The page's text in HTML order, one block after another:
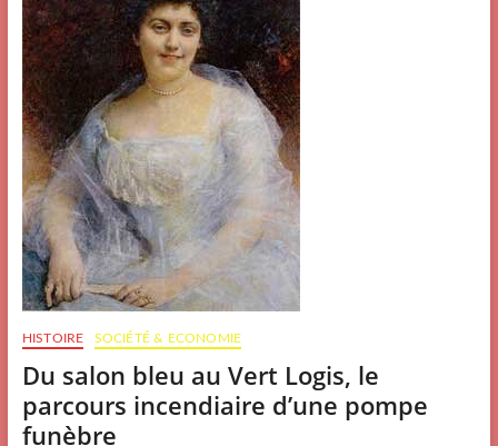
HISTOIRE SOCIÉTÉ & ECONOMIE
Du salon bleu au Vert Logis, le
parcours incendiaire d’une pompe
funèbre